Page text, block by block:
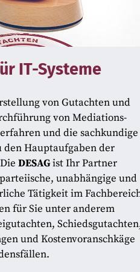
IT-Systeme
von Gutachten und
von Mediations-
und die sachkundige
den Hauptaufgaben der
DESAGist Ihr Partner
unabhängige und
Tätigkeit im
für Sie unter anderem
und Kostenvoranschkäge